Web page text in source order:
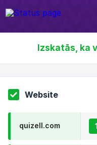
Izskatās, ka
Website
quizell.com 1